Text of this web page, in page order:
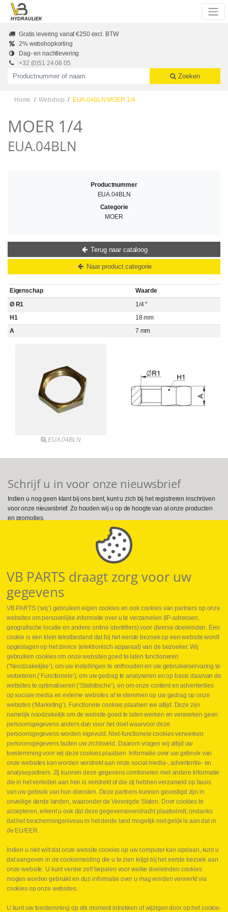
Skip to main content
HYDRAULIEK
Gratis levering vanaf €250 excl. BTW
2% webshopkorting
Dag- en nachtlevering
+32 (0)51 24 06 05
Productnummer of naam
Zoeken
Home Webshop EUA.04BLN MOER 1/4
MOER 1/4
EUA.04BLN
Eigenschap
Waarde
Ø R1
1/4 "
H1
18 mm
A
7 mm
EUA.04BLN
Productnummer
EUA.04BLN
Categorie
MOER
Terug naar cataloog
Naar product categorie
Schrijf u in voor onze nieuwsbrief
Indien u nog geen klant bij ons bent, kunt u zich bij het registreren inschrijven
voor onze nieuwsbrief. Zo houden wij u op de hoogte van al onze producten
en promoties.
Volg ons op Social Media
Webshop
Nieuws
Jobs
Contact
Leveringen
Drukcontrole set
Persmaten
Herstellen cilinders
Hoe opmeten?
Hydrogroepen
Hydraulische slangen
Contact VB Parts
Abraham Hansstraat 7 ,B-8800 Roeselare
Tel. +32 (0)51 24 06 05
E-mail info@vbparts.be
⏳ Laatste maand Webtec-promotie!
⏳ Laatste kans voor onze promo
snelkoppelingen!
1 juni 2026
VB PARTS draagt zorg voor uw
gegevens
VB PARTS (‘wij’) gebruiken eigen cookies en ook cookies van partners op onze
websites om persoonlijke informatie over u te verzamelen (IP-adressen,
geografische locatie en andere online identifiers) voor diverse doeleinden. Een
cookie is een klein tekstbestand dat bij het eerste bezoek op een website wordt
opgeslagen op het device (elektronisch apparaat) van de bezoeker. Wij
gebruiken cookies om onze websites goed te laten functioneren
(‘Noodzakelijke’), om uw instellingen te onthouden en uw gebruikerservaring te
verbeteren (‘Functionele’), om uw gedrag te analyseren en op basis daarvan de
websites te optimaliseren (‘Statistische’), en om onze content en advertenties
op sociale media en externe websites af te stemmen op uw gedrag op onze
websites (‘Marketing’). Functionele cookies plaatsen we altijd. Deze zijn
namelijk noodzakelijk om de website goed te laten werken en verwerken geen
persoonsgegevens anders dan voor het doel waarvoor deze
persoonsgegevens worden ingevuld. Niet-functionele cookies verwerken
persoonsgegevens buiten uw zichtsveld. Daarom vragen wij altijd uw
toestemming voor wij deze cookies plaatsen. Informatie over uw gebruik van
onze websites kan worden verstrekt aan onze social media-, advertentie- en
analysepartners. Zij kunnen deze gegevens combineren met andere informatie
die in het verleden aan hen is verstrekt of die zij hebben verzameld op basis
van uw gebruik van hun diensten. Deze partners kunnen gevestigd zijn in
onveilige derde landen, waaronder de Verenigde Staten. Door cookies te
accepteren, erkent u ook dat deze gegevensoverdracht plaatsvindt, ondanks
dat het beschermingsniveau in het derde land mogelijk niet gelijk is aan dat in
de EU/EER.
Indien u niet wilt dat onze website cookies op uw computer kan opslaan, kunt u
dat aangeven in de cookiemelding die u te zien krijgt bij het eerste bezoek aan
onze website. U kunt verder zelf bepalen voor welke doeleinden cookies
mogen worden gebruikt en dus informatie over u mag worden verwerkt via
cookies op onze websites.
U kunt uw toestemming op elk moment intrekken of wijzigen door op het cookie-